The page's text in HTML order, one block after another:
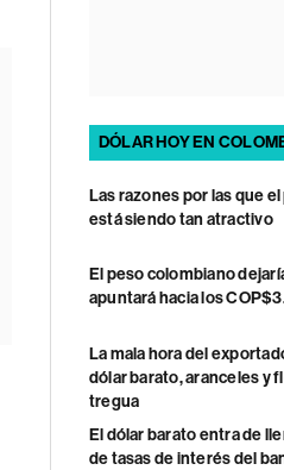
DÓLAR HOY EN
Las razones por las que
está siendo tan atractivo
El peso colombiano
apuntará hacia los
La mala hora del
dólar barato, aranceles y
tregua
El dólar barato entra de
de tasas de interés del